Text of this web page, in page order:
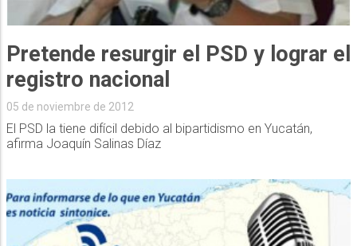
Pretende resurgir el PSD y lograr el
registro nacional
05 de noviembre de 2012
El PSD la tiene difícil debido al bipartidismo en Yucatán,
afirma Joaquín Salinas Díaz